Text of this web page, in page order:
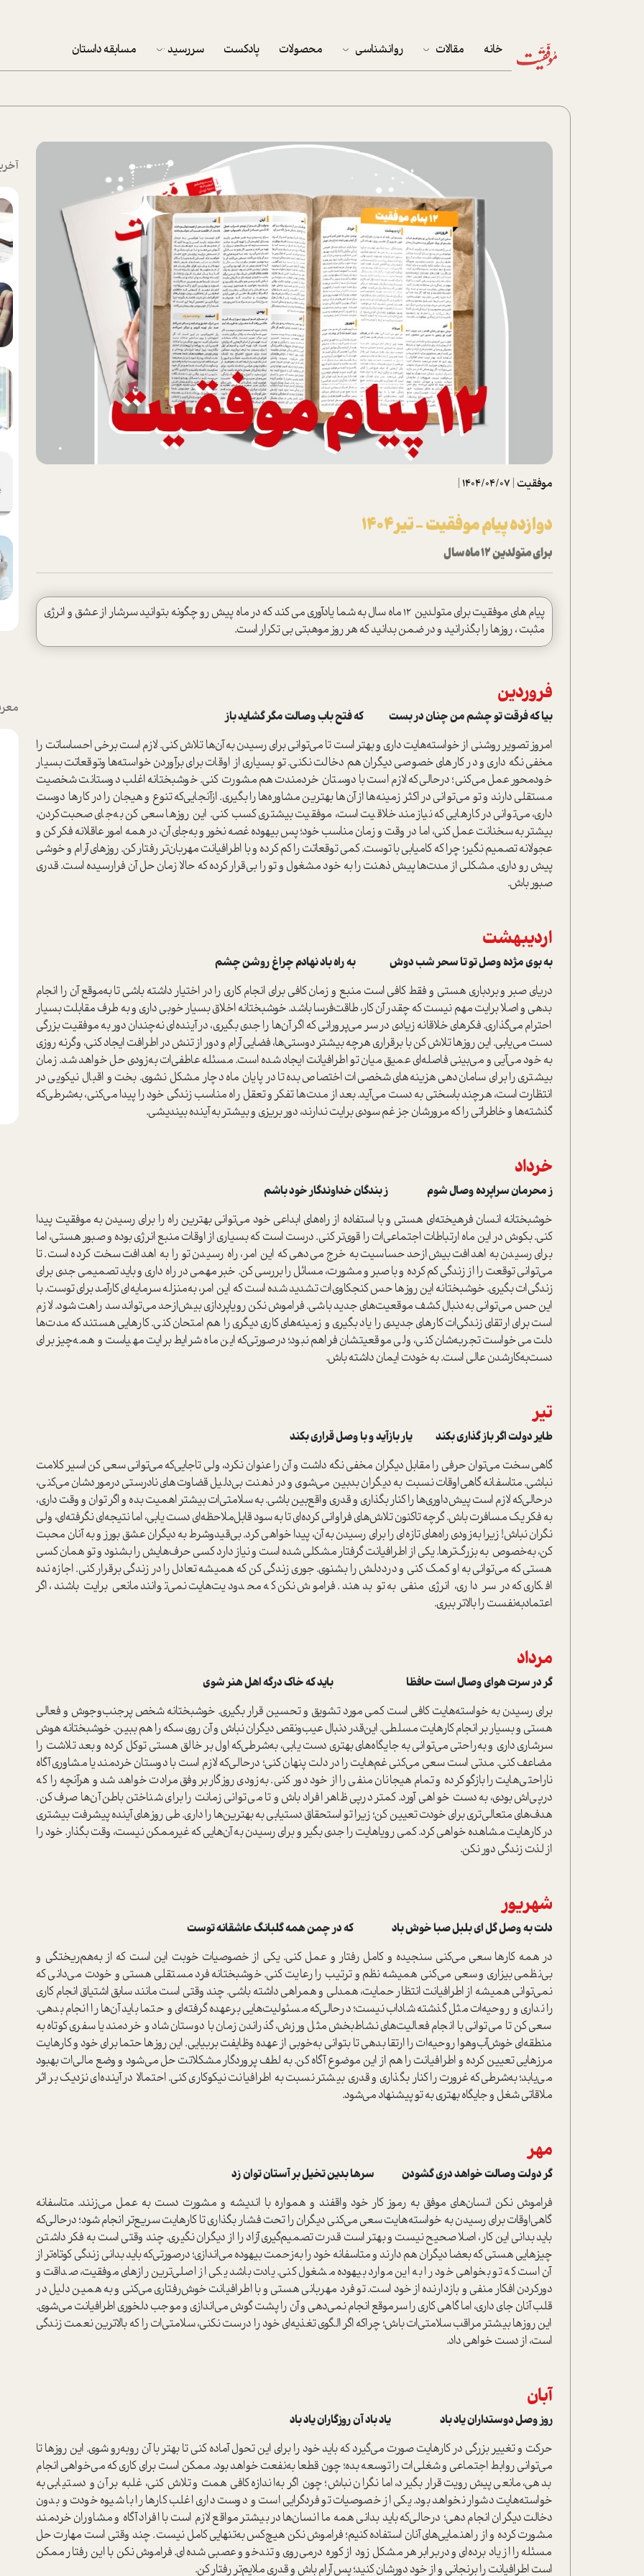
خانه مقالات
زندگی
نوجوان
کار
پلاس
تحلیل فیلم
شیوانا
داستان
روانشناسی محصولات پادکست سررسید
تقویم رومیزی
تقویم دیواری
مسابقه داستان
موفقیت |
1404/04/07
|
دوازده پیام موفقیت - تیر۱۴۰۴
برای متولدین 12 ماه سال
پیام های موفقیت برای متولدین 12 ماه سال به شما یادآوری می کند که در ماه پیش رو چگونه بتوانید سرشار از عشق و انرژی
مثبت ، روزها را بگذرانید و در ضمن بدانید که هر روز موهبتی بی تکرار است.
فروردین
بیا که فرقت تو چشم من چنان در بست که فتح باب وصالت مگر گشاید باز
امروز تصویر روشنی از خواسته‌هایت داری و بهتر است تا می‌توانی برای رسیدن به آن‌ها تلاش کنی. لازم است برخی احساساتت را
مخفی نگه داری و در کارهای خصوصی دیگران هم دخالت نکنی. تو بسیاری از اوقات برای برآوردن خواسته‌ها وتوقعاتت بسیار
خودمحور عمل می‌کنی؛ درحالی‌که لازم است با دوستان خردمندت هم مشورت کنی. خوشبختانه اغلب دوستانت شخصیت
مستقلی دارند و تو می‌توانی در اکثر زمینه‌ها از آن‌ها بهترین مشاوره‌ها را بگیری. ازآنجایی‌که تنوع و هیجان را در کارها دوست
داری، می‌توانی در کارهایی که نیازمند خلاقیت است، موفقیت بیشتری کسب کنی. این روزها سعی کن به‌جای صحبت‌کردن،
بیشتر به سخنانت عمل کنی، اما در وقت و زمان مناسب خود؛ پس بیهوده غصه نخور و به‌جای آن، در همه امور عاقلانه فکر کن و
عجولانه تصمیم نگیر؛ چرا که کامیابی با توست. کمی ‌توقعاتت را کم کرده و با اطرافیانت مهربان‌تر رفتار کن. روزهای آرام و خوشی
پیش رو داری. مشکلی از مدت‌ها پیش ذهنت را به خود مشغول و تو را بی‌قرار کرده که حالا زمان حل‌ آن فرارسیده است. قدری
صبور باش.
اردیبهشت
به بوی مژده وصل تو تا سحر شب دوش به راه باد نهادم چراغ روشن چشم
دریای صبر و بردباری هستی و فقط کافی است منبع و زمان کافی برای انجام کاری را در اختیار داشته باشی تا به‌موقع آن را انجام
بدهی و اصلا برایت مهم نیست که چقدر آن کار، طاقت‌فرسا باشد. خوشبختانه اخلاق بسیار خوبی داری و به طرف مقابلت بسیار
احترام می‌گذاری. فکرهای خلاقانه زیادی در سر می‌پرورانی که اگر آن‌ها را جدی بگیری، در آینده‌ای نه‌چندان دور به موفقیت بزرگی
دست می‌یابی. این روزها تلاش کن با برقراری هرچه بیشتر دوستی‌ها، فضایی آرام و دور از تنش در اطرافت ایجاد کنی، وگرنه روزی
به خود می‌آیی و می‌بینی فاصله‌ای عمیق میان تو اطرافیانت ایجاد شده است. مسئله عاطفی‌ات به‌زودی حل خواهد شد. زمان
بیشتری را برای سامان‌دهی هزینه‌های شخصی‌ات اختصاص بده تا در پایان ماه دچار مشکل نشوی. بخت و اقبال نیکویی در
انتظارت است، هرچند باسختی به دست می‌آید. بعد از مدت‌ها تفکر و تعقل راه مناسب زندگی خود را پیدا می‌کنی، به‌شرطی‌که
گذشته‌ها و خاطراتی را که مرورشان جز غم سودی برایت ندارند، دور بریزی و بیشتر به آینده بیندیشی.
خرداد
ز محرمان سراپرده وصال شوم ز بندگان خداوندگار خود باشم
خوشبختانه انسان فرهیخته‌ای هستی و با استفاده از راه‌های ابداعی خود می‌توانی بهترین راه را برای رسیدن به موفقیت پیدا
کنی. بکوش در این ماه ارتباطات اجتماعی‌ات را قوی‌تر کنی. درست است که بسیاری از اوقات منبع انرژی بوده و صبور هستی، اما
برای رسیدن به اهدافت بیش‌ازحد حساسیت به خرج می‌دهی که این امر، راه رسیدن تو را به اهدافت سخت کرده است. تا
می‌توانی توقعت را از زندگی کم کرده و با صبر و مشورت، مسائل را بررسی کن. خبر مهمی در راه داری و باید تصمیمی جدی برای
زندگی‌ات بگیری. خوشبختانه این روزها حس کنجکاوی‌ات تشدید شده است که این امر، به‌منزله سرمایه‌ای کارآمد برای توست. با
این حس می‌توانی به‌دنبال کشف موقعیت‌های جدید باشی. فراموش نکن رویاپردازی بیش‌ازحد می‌تواند سد راهت شود. لازم
است برای ارتقای زندگی‌ات کارهای جدیدی را یاد بگیری و زمینه‌های کاری دیگری را هم امتحان کنی. کارهایی هستند که مدت‌ها
دلت می‌خواست تجربه‌شان کنی، ولی موقعیتشان فراهم نبود؛ درصورتی‌که این ماه شرایط برایت مهیاست و همه‌چیز برای
دست‌به‌کارشدن عالی است. به خودت ایمان داشته باش.
تیر
طایر دولت اگر باز گذاری بکند یار بازآید و با وصل قراری بکند
گاهی سخت می‌توان حرفی را مقابل دیگران مخفی نگه داشت و آن را عنوان نکرد، ولی تاجایی‌که می‌توانی سعی کن اسیر کلامت
نباشی. متاسفانه گاهی‌اوقات نسبت به دیگران بدبین می‌شوی و در ذهنت بی‌دلیل قضاوت‌های نادرستی درموردشان می‌کنی،
درحالی‌که لازم است پیش‌داوری‌ها را کنار بگذاری و قدری واقع‌بین‌ باشی. به سلامتی‌ات بیشتر اهمیت بده و اگر توان و وقت داری،
به فکر یک مسافرت باش. گرچه تاکنون تلاش‌های فراوانی کرده‌ای تا به سود قابل‌ملاحظه‌ای دست یابی، اما نتیجه‌ای نگرفته‌ای، ولی
نگران نباش! زیرا به‌زودی راه‌های تازه‌ای را برای رسیدن به آن، پیدا خواهی کرد. بی‌قیدوشرط به دیگران عشق بورز و به آنان محبت
کن، به‌خصوص به بزرگ‌ترها. یکی از اطرافیانت گرفتار مشکلی شده است و نیاز دارد کسی حرف‌هایش را بشنود و تو همان کسی
هستی که می‌توانی به او کمک کنی و درددلش را بشنوی. جوری زندگی کن که همیشه تعادل را در زندگی برقرار کنی. اجازه نده
افکاری که در سر داری، انرژی منفی به تو بدهند. فراموش نکن که محدودیت‌هایت نمی‌توانند مانعی برایت باشند، اگر
اعتماد‌به‌نفست را بالاتر ببری.
مرداد
گر در سرت هوای وصال است حافظا باید که خاک درگه اهل هنر شوی
برای رسیدن به خواسته‌هایت کافی است کمی مورد تشویق و تحسین قرار بگیری. خوشبختانه شخص پرجنب‌وجوش و فعالی
هستی و بسیار بر انجام کارهایت مسلطی. این‌قدر دنبال عیب‌و‌نقص دیگران نباش و آن روی سکه را هم ببین. خوشبختانه هوش
سرشاری داری و به‌راحتی می‌توانی به جایگاه‌های بهتری دست یابی، به‌شرطی‌که اول بر خالق هستی توکل کرده و بعد تلاشت را
مضاعف کنی. مدتی است سعی می‌کنی غم‌هایت را در دلت پنهان کنی؛ درحالی‌که لازم است با دوستان خردمند یا مشاوری آگاه
ناراحتی‌هایت را بازگو کرده و تمام هیجانان منفی را از خود دور کنی. به‌زودی روزگار بر وفق مرادت خواهد شد و هرآنچه را که
درپی‌اش بودی، به دست خواهی آورد. کمتر درپی ظاهر افراد باش و تا می‌توانی زمانت را برای شناختن باطن آن‌ها صرف کن.
هدف‌های متعالی‌تری برای خودت تعیین کن؛ زیرا تو استحقاق دستیابی به بهترین‌ها را داری. طی روزهای آینده پیشرفت بیشتری
در کارهایت مشاهده خواهی کرد. کمی رویاهایت را جدی بگیر و برای رسیدن به آن‌هایی که غیرممکن نیست، وقت بگذار. خود را
از لذت زندگی دور نکن.
شهریور
دلت به وصل گل ای بلبل صبا خوش باد که در چمن همه گلبانگ عاشقانه توست
در همه کارها سعی می‌کنی سنجیده و کامل رفتار و عمل کنی. یکی از خصوصیات خوبت این است که از به‌هم‌ریختگی و
بی‌نظمی بیزاری و سعی می‌کنی همیشه نظم و ترتیب را رعایت کنی. خوشبختانه فرد مستقلی هستی و خودت می‌دانی که
نمی‌توانی همیشه از اطرافیانت انتظار حمایت، همدلی و همراهی داشته باشی. چند وقتی است مانند سابق اشتیاق انجام کاری
را نداری و روحیه‌ات مثل گذشته شاداب نیست؛ درحالی‌که مسئولیت‌هایی برعهده گرفته‌ای و حتما باید آن‌ها را انجام بدهی.
سعی کن تا می‌توانی با انجام فعالیت‌های نشاط‌‌بخش مثل ورزش، گذراندن زمان با دوستان شاد و خردمند یا سفری کوتاه به
منطقه‌ای خوش‌آب‌وهوا روحیه‌ات را ارتقا بدهی تا بتوانی به‌خوبی از عهده وظایفت بربیایی. این روزها حتما برای خود و کارهایت
مرزهایی تعیین کرده و اطرافیانت را هم از این موضوع آگاه کن. به لطف پروردگار مشکلاتت حل می‌شود و وضع مالی‌ات بهبود
می‌یابد؛ به‌شرطی‌که غرورت را کنار بگذاری و قدری بیشتر نسبت به اطرافیانت نیکوکاری کنی. احتمالا در آینده‌ای نزدیک بر اثر
ملاقاتی شغل و جایگاه بهتری به تو پیشنهاد می‌شود.
مهر
گر دولت وصالت خواهد دری گشودن سرها بدین تخیل بر آستان توان زد
فراموش نکن انسان‌های موفق به رموز کار خود واقفند و همواره با اندیشه و مشورت دست به عمل می‌‌زنند. متاسفانه
گاهی‌اوقات برای رسیدن به خواسته‌هایت سعی می‌کنی دیگران را تحت فشار بگذاری تا کارهایت سریع‌تر انجام شود؛ درحالی‌که
باید بدانی این کار، اصلا صحیح نیست و بهتر است قدرت تصمیم‌گیری آزاد را از دیگران نگیری. چند وقتی است به فکر داشتن
چیزهایی هستی که بعضا دیگران هم دارند و متاسفانه خود را به‌زحمت بیهوده می‌اندازی؛ درصورتی‌که باید بدانی زندگی کوتاه‌تر از
آن است که تو بخواهی خود را به این موارد بیهوده مشغول کنی. یادت باشد یکی از اصلی‌ترین رازهای موفقیت، صداقت و
دورکردن افکار منفی و بازدارنده از خود است. تو فرد مهربانی هستی و با اطرافیانت خوش‌رفتاری می‌کنی و به همین دلیل در
قلب آنان جای داری، اما گاهی کاری را سرموقع انجام نمی‌دهی و آن را پشت گوش می‌اندازی و موجب دلخوری اطرافیانت می‌شوی.
این روزها بیشتر مراقب سلامتی‌ات باش؛ چراکه اگر الگوی تغذیه‌ای خود را درست نکنی، سلامتی‌ات را که بالاترین نعمت زندگی
است، از دست خواهی داد.
آبان
روز وصل دوستداران یاد باد یاد باد آن روزگاران یاد باد
حرکت و تغییر بزرگی در کارهایت صورت می‌گیرد که باید خود را برای این تحول آماده کنی تا بهتر با آن روبه‌رو شوی. این روزها تا
می‌توانی روابط اجتماعی و شغلی‌ات را توسعه بده؛ چون قطعا به‌نفعت خواهد بود. ممکن است برای کاری که می‌خواهی انجام
بدهی، مانعی پیش‌رویت قرار بگیرد، اما نگران نباش؛ چون اگر به‌اندازه‌ کافی همت و تلاش کنی، غلبه بر آن و دستیابی به
خواسته‌هایت دشوار نخواهد بود. یکی از خصوصیات تو فردگرایی است و دوست داری اغلب کارها را با شیوه خودت و بدون
دخالت دیگران انجام دهی؛ درحالی‌که باید بدانی همه ما انسان‌ها در بیشتر مواقع لازم است با افراد آگاه و مشاوران خردمند
مشورت کرده و از راهنمایی‌های آنان استفاده کنیم؛ فراموش نکن هیچ‌کس به‌تنهایی کامل نیست. چند وقتی است مهارت حل
مسئله را از یاد برده‌ای و دربرابر هر مشکل زود از کوره درمی‌روی و تندخو و عصبی شده‌ای. فراموش نکن با این رفتار ممکن
است اطرافیانت را برنجانی و از خود دورشان کنید؛ پس آرام باش و قدری ملایم‌تر رفتار کن.